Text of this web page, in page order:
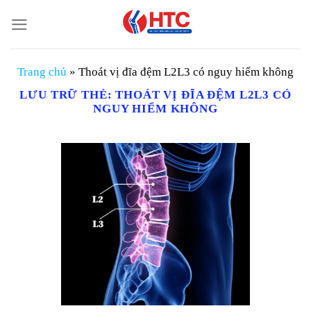
đến
nội
dungTrang chủ » Thoát vị đĩa đệm L2L3 có nguy hiểm không
LƯU TRỮ THẺ:THOÁT VỊ ĐĨA ĐỆM L2L3 CÓ
NGUY HIỂM KHÔNG